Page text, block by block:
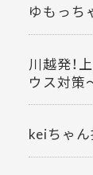
ゆもっ
川越発
ウス対策
keiちゃ